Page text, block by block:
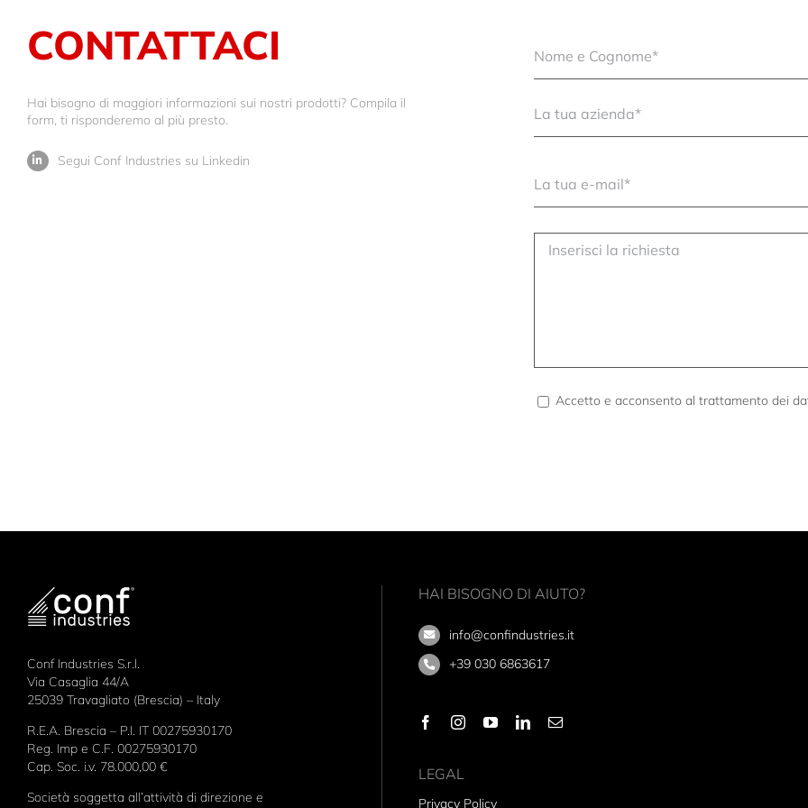
CONTATTACI
Hai bisogno di maggiori informazioni sui nostri prodotti? Compila il
form, ti risponderemo al più presto.
Segui Conf Industries su Linkedin
Accetto e acconsento al trattamento dei
Conf Industries S.r.l.
Via Casaglia 44/A
25039 Travagliato (Brescia) – Italy
R.E.A. Brescia – P.I. IT 00275930170
Reg. Imp e C.F. 00275930170
Cap. Soc. i.v. 78.000,00 €
Società soggetta all’attività di direzione e
HAI BISOGNO DI AIUTO?
info@confindustries.it
+39 030 6863617
LEGAL
Privacy Policy